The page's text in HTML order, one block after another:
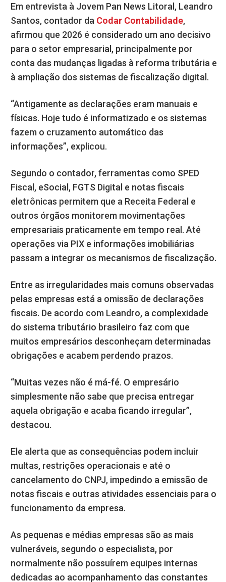
Em entrevista à Jovem Pan News Litoral, Leandro
Santos, contador da Codar Contabilidade,
afirmou que 2026 é considerado um ano decisivo
para o setor empresarial, principalmente por
conta das mudanças ligadas à reforma tributária e
à ampliação dos sistemas de fiscalização digital.
“Antigamente as declarações eram manuais e
físicas. Hoje tudo é informatizado e os sistemas
fazem o cruzamento automático das
informações”, explicou.
Segundo o contador, ferramentas como SPED
Fiscal, eSocial, FGTS Digital e notas fiscais
eletrônicas permitem que a Receita Federal e
outros órgãos monitorem movimentações
empresariais praticamente em tempo real. Até
operações via PIX e informações imobiliárias
passam a integrar os mecanismos de fiscalização.
Entre as irregularidades mais comuns observadas
pelas empresas está a omissão de declarações
fiscais. De acordo com Leandro, a complexidade
do sistema tributário brasileiro faz com que
muitos empresários desconheçam determinadas
obrigações e acabem perdendo prazos.
“Muitas vezes não é má-fé. O empresário
simplesmente não sabe que precisa entregar
aquela obrigação e acaba ficando irregular”,
destacou.
Ele alerta que as consequências podem incluir
multas, restrições operacionais e até o
cancelamento do CNPJ, impedindo a emissão de
notas fiscais e outras atividades essenciais para o
funcionamento da empresa.
As pequenas e médias empresas são as mais
vulneráveis, segundo o especialista, por
normalmente não possuírem equipes internas
dedicadas ao acompanhamento das constantes